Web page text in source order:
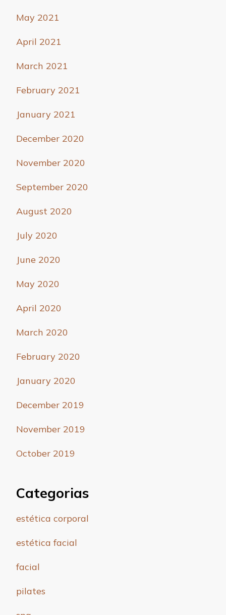
May 2021
April 2021
March 2021
February 2021
January 2021
December 2020
November 2020
September 2020
August 2020
July 2020
June 2020
May 2020
April 2020
March 2020
February 2020
January 2020
December 2019
November 2019
October 2019
Categorias
estética corporal
estética facial
facial
pilates